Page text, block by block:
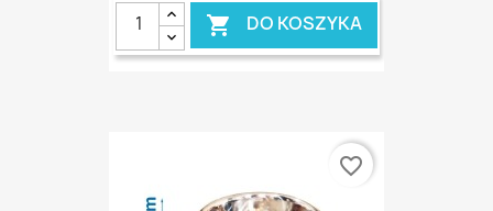
 DO KOSZYKA
favorite_border